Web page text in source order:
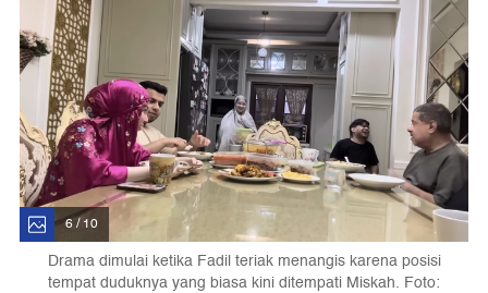
6 / 10
Drama dimulai ketika Fadil teriak menangis karena posisi
tempat duduknya yang biasa kini ditempati Miskah. Foto: